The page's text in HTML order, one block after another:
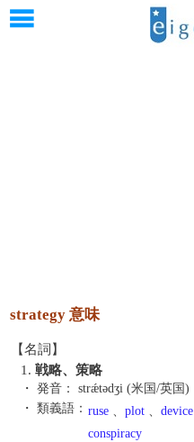
strategy 意味
【名詞】
1. 戦略、策略
・ 発音：
strǽtədʒi (米国/英国)
・ 類義語： ruse 、 plot 、 device
conspiracy